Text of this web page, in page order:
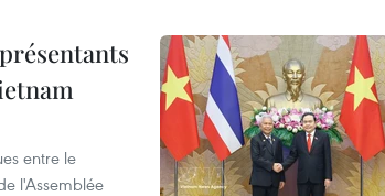
entre le
l'Assemblée